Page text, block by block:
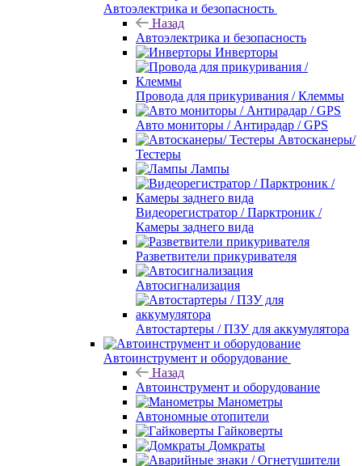
Автоэлектрика и безопасность
Назад
Автоэлектрика и безопасность
Инверторы
Провода для прикуривания / Клеммы
Авто мониторы / Антирадар / GPS
Автосканеры/
Тестеры
Лампы
Видеорегистратор / Парктроник /
Камеры заднего вида
Разветвители прикуривателя
Автосигнализация
Автостартеры / ПЗУ для аккумулятора
Автоинструмент и оборудование
Назад
Автоинструмент и оборудование
Манометры
Автономные отопители
Гайковерты
Домкраты